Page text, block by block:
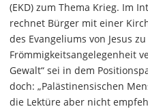
(EKD) zum Thema Krieg. Im
rechnet Bürger mit einer
des Evangeliums von Jesus
Frömmigkeitsangelegenheit
Gewalt“ sei in dem
doch: „Palästinensischen
die Lektüre aber nicht